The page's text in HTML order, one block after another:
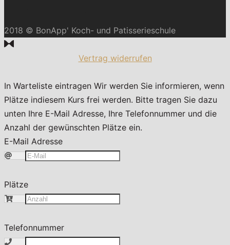
2018 © BonApp' Koch- und Patisserieschule
Vertrag widerrufen
In Warteliste eintragen Wir werden Sie informieren, wenn
Plätze indiesem Kurs frei werden. Bitte tragen Sie dazu
unten Ihre E-Mail Adresse, Ihre Telefonnummer und die
Anzahl der gewünschten Plätze ein.
E-Mail Adresse
Plätze
Telefonnummer